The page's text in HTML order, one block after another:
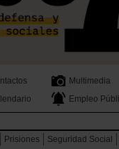
Multimedia
Empleo
Prisiones Seguridad Social